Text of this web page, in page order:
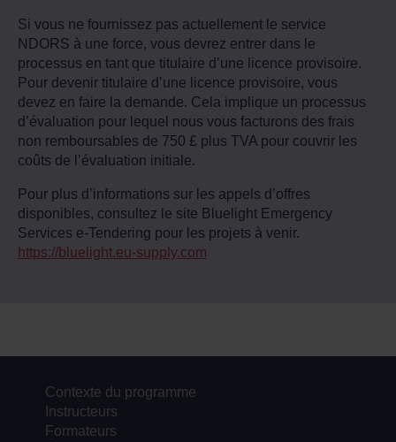
Si vous ne fournissez pas actuellement le service
NDORS à une force, vous devrez entrer dans le
processus en tant que titulaire d’une licence provisoire.
Pour devenir titulaire d’une licence provisoire, vous
devez en faire la demande. Cela implique un processus
d’évaluation pour lequel nous vous facturons des frais
non remboursables de 750 £ plus TVA pour couvrir les
coûts de l’évaluation initiale.
Pour plus d’informations sur les appels d’offres
disponibles, consultez le site Bluelight Emergency
Services e-Tendering pour les projets à venir.
https://bluelight.eu-supply.com
Contexte du programme
Instructeurs
Formateurs